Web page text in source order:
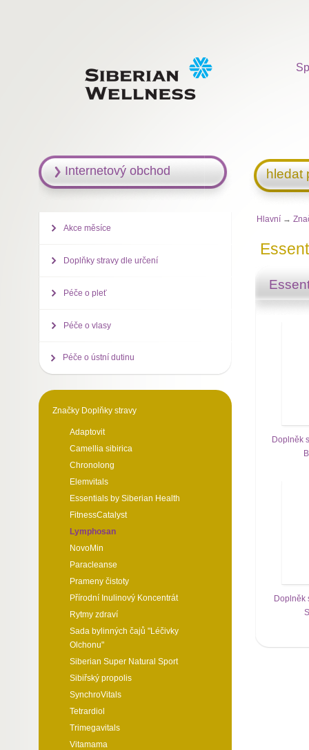
hledat
Hlavní →
Doplněk
Doplněk
Internetový obchod
Akce měsíce
Doplňky stravy dle určení
Péče o pleť
Péče o vlasy
Péče o ústní dutinu
Značky Doplňky stravy
Adaptovit
Camellia sibirica
Chronolong
Elemvitals
Essentials by Siberian Health
FitnessCatalyst
Lymphosan
NovoMin
Paracleanse
Prameny čistoty
Přírodní Inulinový Koncentrát
Rytmy zdraví
Sada bylinných čajů "Léčivky
Olchonu"
Siberian Super Natural Sport
Sibiřský propolis
SynchroVitals
Tetrardiol
Trimegavitals
Vitamama